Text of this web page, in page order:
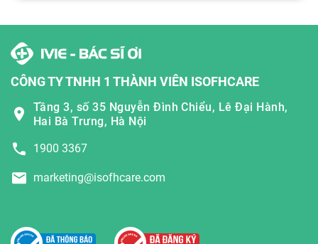
CÔNG TY TNHH 1 THÀNH VIÊN ISOFHCARE
Tầng 3, số 35 Nguyễn Đình Chiểu, Lê Đại Hành,
Hai Bà Trưng, Hà Nội
1900 3367
marketing@isofhcare.com